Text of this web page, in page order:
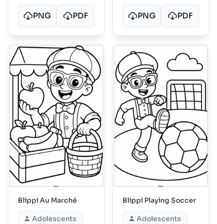
PNG PDF PNG PDF
Blippi Au Marché
Adolescents
Blippi Playing Soccer
Adolescents